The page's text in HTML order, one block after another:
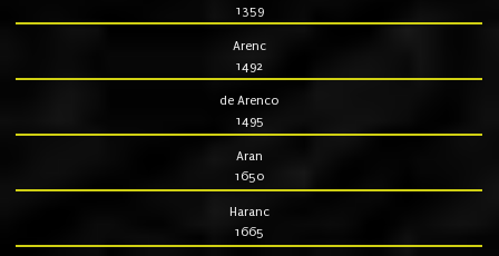
1359
Arenc
1492
de Arenco
1495
Aran
1650
Haranc
1665